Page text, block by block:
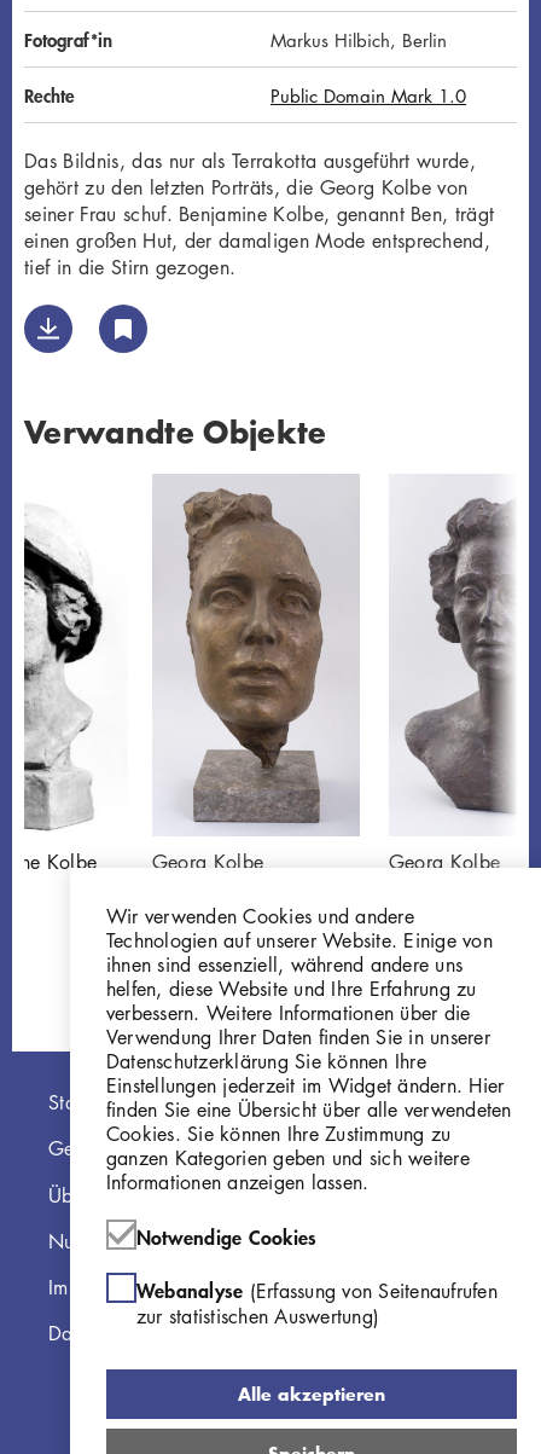
Fotograf*in Markus Hilbich, Berlin
Rechte Public Domain Mark 1.0
Das Bildnis, das nur als Terrakotta ausgeführt wurde,
gehört zu den letzten Porträts, die Georg Kolbe von
seiner Frau schuf. Benjamine Kolbe, genannt Ben, trägt
einen großen Hut, der damaligen Mode entsprechend,
tief in die Stirn gezogen.
Verwandte Objekte
Kolbe
Georg Kolbe
Kolbe
P169
Georg Kolbe
P134
Hauptnavigation
Startseite
Georg Kolbe Museum
Über die Online Sammlung
Nutzungshinweise
Impressum
Datenschutzerklärung
Wir verwenden Cookies und andere
Technologien auf unserer Website. Einige von
ihnen sind essenziell, während andere uns
helfen, diese Website und Ihre Erfahrung zu
verbessern. Weitere Informationen über die
Verwendung Ihrer Daten finden Sie in unserer
Datenschutzerklärung Sie können Ihre
Einstellungen jederzeit im Widget ändern. Hier
finden Sie eine Übersicht über alle verwendeten
Cookies. Sie können Ihre Zustimmung zu
ganzen Kategorien geben und sich weitere
Informationen anzeigen lassen.
Notwendige Cookies
Webanalyse (Erfassung von Seitenaufrufen
zur statistischen Auswertung)
Alle akzeptieren